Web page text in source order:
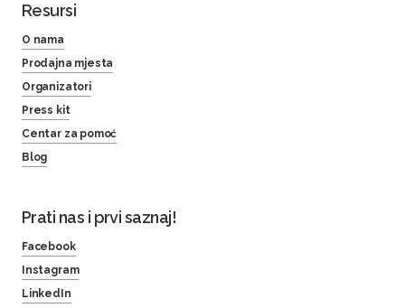
Resursi
O nama
Prodajna mjesta
Organizatori
Press kit
Centar za pomoć
Blog
Prati nas i prvi saznaj!
Facebook
Instagram
LinkedIn